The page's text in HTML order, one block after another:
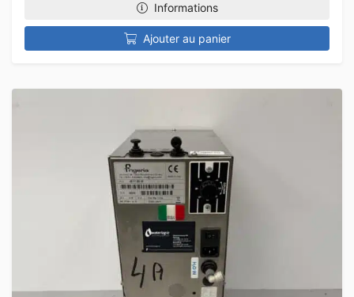
Informations
Ajouter au panier